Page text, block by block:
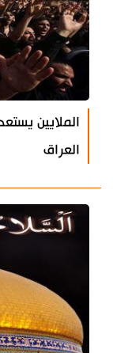
الملايين
العراق